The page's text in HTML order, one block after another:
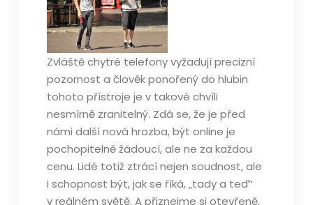
Zvláště chytré telefony vyžadují precizní
pozornost a člověk ponořený do hlubin
tohoto přístroje je v takové chvíli
nesmírně zranitelný. Zdá se, že je před
námi další nová hrozba, být online je
pochopitelně žádoucí, ale ne za každou
cenu. Lidé totiž ztrácí nejen soudnost, ale
i schopnost být, jak se říká, „tady a teď“
v reálném světě. A přiznejme si otevřeně,